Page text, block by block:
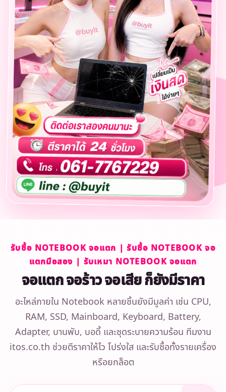
รับซื้อ NOTEBOOK จอแตก | รับซื้อ NOTEBOOK จอ
แตกมือสอง | รับเหมา NOTEBOOK จอแตก
จอแตก จอร้าว จอเสีย ก็ยังมีราคา
อะไหล่ภายใน Notebook หลายชิ้นยังมีมูลค่า เช่น CPU,
RAM, SSD, Mainboard, Keyboard, Battery,
Adapter, บานพับ, บอดี้ และชุดระบายความร้อน ทีมงาน
itos.co.th ช่วยตีราคาให้ไว โปร่งใส และรับซื้อทั้งรายเครื่อง
หรือยกล็อต